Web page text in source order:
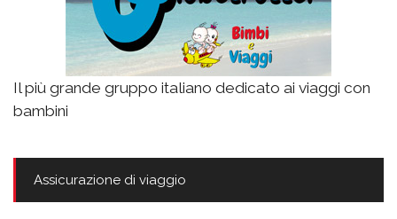
Il più grande gruppo italiano dedicato ai viaggi con
bambini
Assicurazione di viaggio